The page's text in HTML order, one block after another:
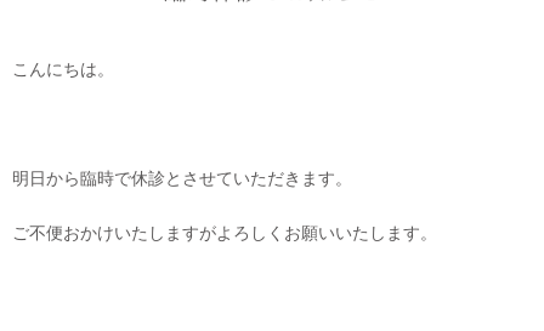
こんにちは。
明日から臨時で休診とさせていただきます。
ご不便おかけいたしますがよろしくお願いいたします。